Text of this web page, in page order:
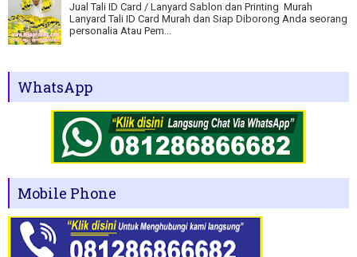
Jual Tali ID Card / Lanyard Sablon dan Printing Murah
Lanyard Tali ID Card Murah dan Siap Diborong Anda seorang
personalia Atau Pem...
WhatsApp
Mobile Phone